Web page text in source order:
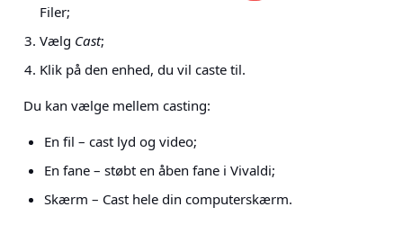
Filer;
Vælg Cast;
Klik på den enhed, du vil caste til.
Du kan vælge mellem casting:
En fil – cast lyd og video;
En fane – støbt en åben fane i Vivaldi;
Skærm – Cast hele din computerskærm.